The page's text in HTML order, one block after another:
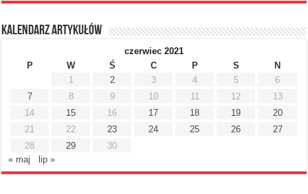
Kalendarz artykułów
czerwiec 2021
P
W Ś C P S
N
1
2 3 4 5
6
7
8 9 10 11 12
13
14
15 16 17 18 19
20
21
22 23 24 25 26
27
28
29
30
« maj
lip »